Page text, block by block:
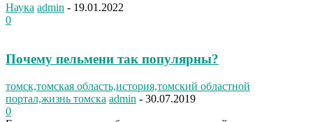
Наука admin - 19.01.2022
0
Почему пельмени так популярны?
томск,томская область,история,томский областной
портал,жизнь томска admin - 30.07.2019
0